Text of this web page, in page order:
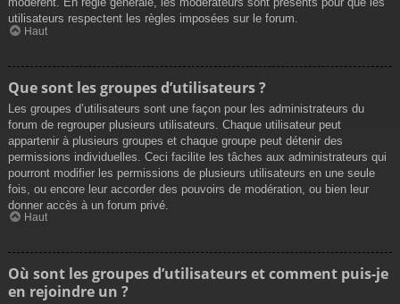
utilisateurs respectent les règles imposées sur le forum.
Haut
Que sont les groupes d’utilisateurs ?
Les groupes d’utilisateurs sont une façon pour les administrateurs du
forum de regrouper plusieurs utilisateurs. Chaque utilisateur peut
appartenir à plusieurs groupes et chaque groupe peut détenir des
permissions individuelles. Ceci facilite les tâches aux administrateurs qui
pourront modifier les permissions de plusieurs utilisateurs en une seule
fois, ou encore leur accorder des pouvoirs de modération, ou bien leur
donner accès à un forum privé.
Haut
Où sont les groupes d’utilisateurs et comment puis-je
en rejoindre un ?